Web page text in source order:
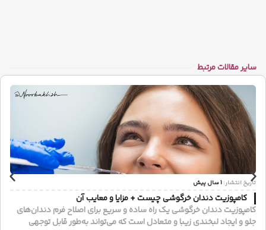
سایر مقالات مرتبط
تاریخ انتشار:1 سال پیش
کامپوزیت دندان خرگوشی چیست + مزایا و معایب آن
کامپوزیت دندان خرگوشی یک راه ساده و سریع برای اصلاح فرم دندان‌های
جلو و ایجاد لبخندی زیبا و متعادل است که می‌تواند به‌طور قابل توجهی